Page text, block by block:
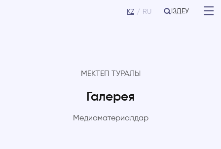
KZ RU ІЗДЕУ
МЕКТЕП ТУРАЛЫ
Галерея
Медиаматериалдар